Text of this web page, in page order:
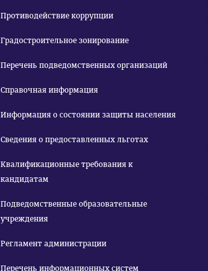
Противодействие коррупции
Градостроительное зонирование
Перечень подведомственных организаций
Справочная информация
Информация о состоянии защиты населения
Сведения о предоставленных льготах
Квалификационные требования к
кандидатам
Подведомственные образовательные
учреждения
Регламент администрации
Перечень информационных систем